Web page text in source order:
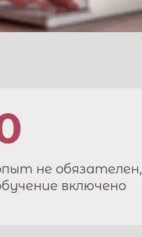
не обязателен,
включено